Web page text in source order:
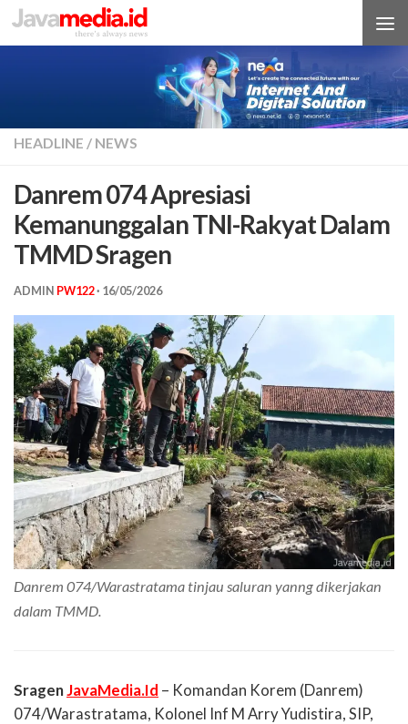
Skip to content
HEADLINE / NEWS
Danrem 074 Apresiasi
Kemanunggalan TNI-Rakyat Dalam
TMMD Sragen
ADMIN PW122· 16/05/2026
Danrem 074/Warastratama tinjau saluran yanng dikerjakan
dalam TMMD.
SragenJavaMedia.Id – Komandan Korem (Danrem)
074/Warastratama, Kolonel Inf M Arry Yudistira, SIP,